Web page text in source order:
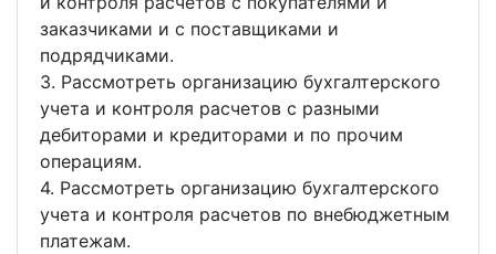
заказчиками и с поставщиками и
подрядчиками.
3. Рассмотреть организацию бухгалтерского
учета и контроля расчетов с разными
дебиторами и кредиторами и по прочим
операциям.
4. Рассмотреть организацию бухгалтерского
учета и контроля расчетов по внебюджетным
платежам.